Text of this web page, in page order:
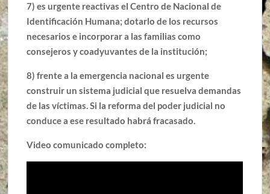
7) es urgente reactivas el Centro de Nacional de
Identificación Humana; dotarlo de los recursos
necesarios e incorporar a las familias como
consejeros y coadyuvantes de la institución;
8) frente a la emergencia nacional es urgente
construir un sistema judicial que resuelva demandas
de las víctimas. Si la reforma del poder judicial no
conduce a ese resultado habrá fracasado.
Video comunicado completo: